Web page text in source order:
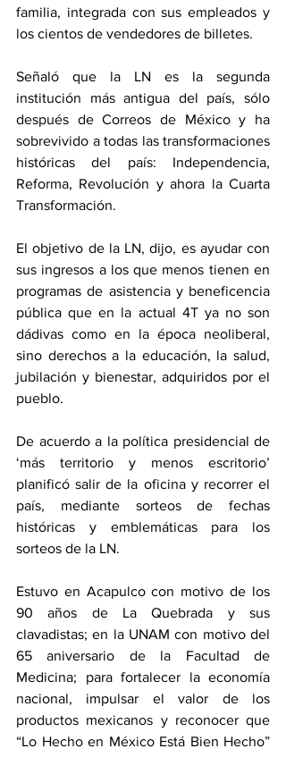
familia, integrada con sus empleados y
los cientos de vendedores de billetes.
Señaló que la LN es la segunda
institución más antigua del país, sólo
después de Correos de México y ha
sobrevivido a todas las transformaciones
históricas del país: Independencia,
Reforma, Revolución y ahora la Cuarta
Transformación.
El objetivo de la LN, dijo, es ayudar con
sus ingresos a los que menos tienen en
programas de asistencia y beneficencia
pública que en la actual 4T ya no son
dádivas como en la época neoliberal,
sino derechos a la educación, la salud,
jubilación y bienestar, adquiridos por el
pueblo.
De acuerdo a la política presidencial de
‘más territorio y menos escritorio’
planificó salir de la oficina y recorrer el
país, mediante sorteos de fechas
históricas y emblemáticas para los
sorteos de la LN.
Estuvo en Acapulco con motivo de los
90 años de La Quebrada y sus
clavadistas; en la UNAM con motivo del
65 aniversario de la Facultad de
Medicina; para fortalecer la economía
nacional, impulsar el valor de los
productos mexicanos y reconocer que
“Lo Hecho en México Está Bien Hecho”